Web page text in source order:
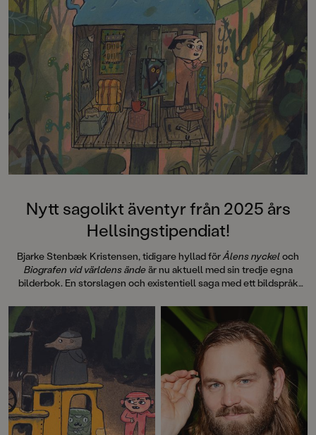
Nytt sagolikt äventyr från 2025 års
Hellsingstipendiat!
Bjarke Stenbæk Kristensen, tidigare hyllad förÅlens nyckeloch
Biografen vid världens ändeär nu aktuell med sin tredje egna
bilderbok. En storslagen och existentiell saga med ett bildspråk
Underlandet.